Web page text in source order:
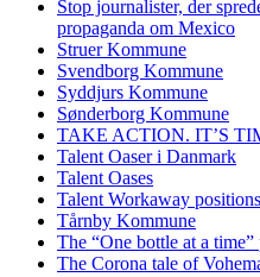
Stop journalister, der
propaganda om Mexico
Struer Kommune
Svendborg Kommune
Syddjurs Kommune
Sønderborg Kommune
TAKE ACTION. IT’S
Talent Oaser i Danmark
Talent Oases
Talent Workaway positions
Tårnby Kommune
The “One bottle at a time”
The Corona tale of